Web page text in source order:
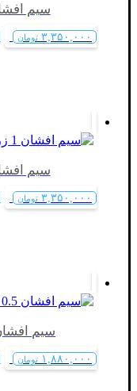
سیم افشان 1 آبی-حلقه
۳,۳۵۰,۰۰۰ تومان
سیم افشان 1 زرد-حلقه
۳,۳۵۰,۰۰۰ تومان
سیم افشان 0.5 آبی-حلقه 100
۱,۸۸۰,۰۰۰ تومان